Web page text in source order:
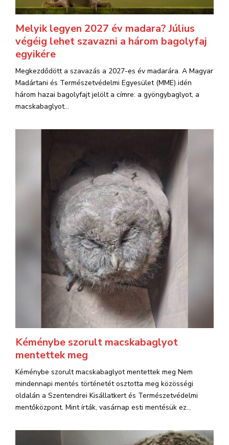
Melyik legyen 2027 év madara? Július
végéig lehet szavazni a három bagolyfaj
egyikére
Megkezdődött a szavazás a 2027-es év madarára. A Magyar
Madártani és Természetvédelmi Egyesület (MME) idén
három hazai bagolyfajt jelölt a címre: a gyöngybaglyot, a
macskabaglyot...
Kéménybe szorult macskabaglyot
mentettek meg
Kéménybe szorult macskabaglyot mentettek meg Nem
mindennapi mentés történetét osztotta meg közösségi
oldalán a Szentendrei Kisállatkert és Természetvédelmi
mentőközpont. Mint írták, vasárnap esti mentésük ez...